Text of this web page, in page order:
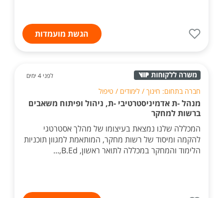
הגשת מועמדות
לפני 4 ימים
חברה בתחום: חינוך / לימודים / טיפול
מנהל -ת אדמיניסטרטיבי -ת, ניהול ופיתוח משאבים
ברשות למחקר
המכללה שלנו נמצאת בעיצומו של מהלך אסטרטגי
להקמה ומיסוד של רשות מחקר, המותאמת למגוון תוכניות
הלימוד והמחקר במכללה לתואר ראשון, B.Ed,...